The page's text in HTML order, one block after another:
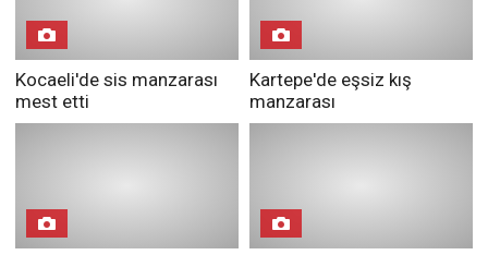
Kocaeli'de sis manzarası
mest etti
Kartepe'de eşsiz kış
manzarası